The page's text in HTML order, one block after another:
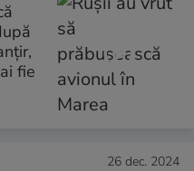
fie
26 dec. 2024